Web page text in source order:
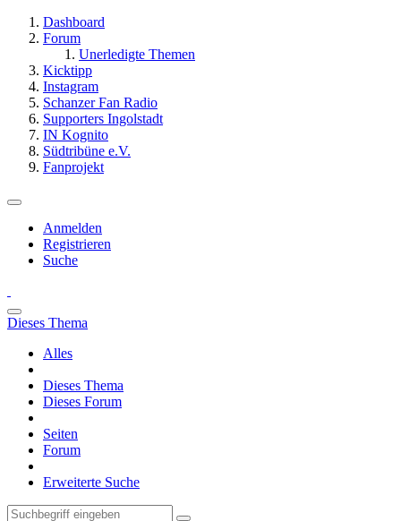
Dashboard
Forum
Unerledigte Themen
Kicktipp
Instagram
Schanzer Fan Radio
Supporters Ingolstadt
IN Kognito
Südtribüne e.V.
Fanprojekt
Anmelden
Registrieren
Suche
Dieses Thema
Alles
Dieses Thema
Dieses Forum
Seiten
Forum
Erweiterte Suche